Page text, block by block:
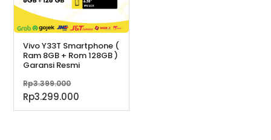
Vivo Y33T Smartphone (
Ram 8GB + Rom 128GB )
Garansi Resmi
Rp3.399.000
aslinya
adalah:
Rp3.299.000
saat